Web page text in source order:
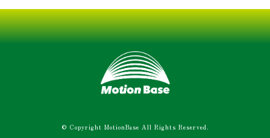
© Copyright MotionBase All Rights Reserved.